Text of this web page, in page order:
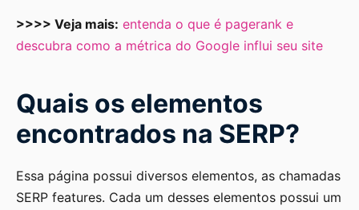
>>>> Veja mais: entenda o que é pagerank e
descubra como a métrica do Google influi seu site
Quais os elementos
encontrados na SERP?
Essa página possui diversos elementos, as chamadas
SERP features. Cada um desses elementos possui um